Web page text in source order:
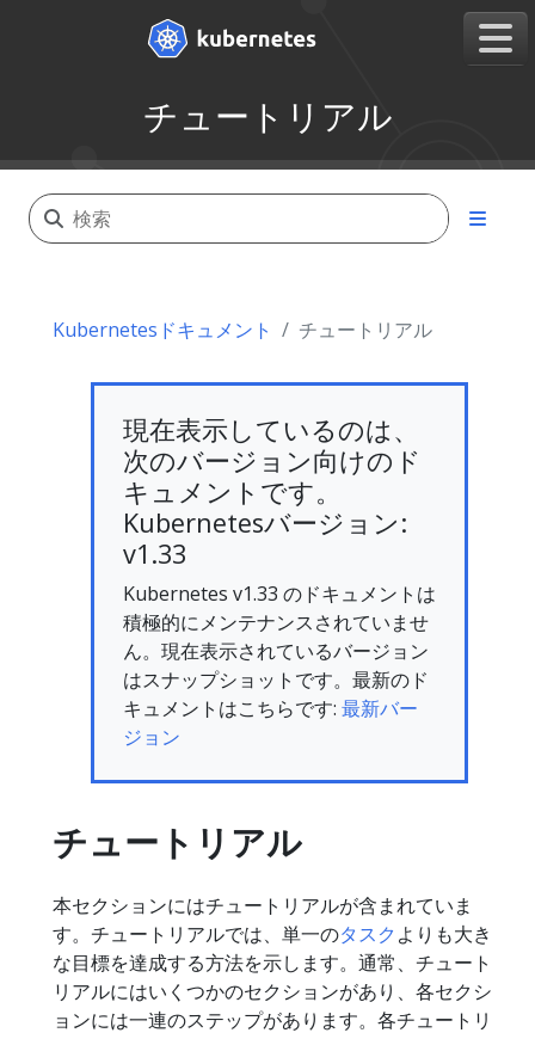
チュートリアル
Kubernetesドキュメント チュートリアル
現在表示しているのは、
次のバージョン向けのド
キュメントです。
Kubernetesバージョン:
v1.33
Kubernetes v1.33 のドキュメントは
積極的にメンテナンスされていませ
ん。現在表示されているバージョン
はスナップショットです。最新のド
キュメントはこちらです: 最新バー
ジョン
チュートリアル
本セクションにはチュートリアルが含まれていま
す。チュートリアルでは、単一のタスク よりも大き
な目標を達成する方法を示します。通常、チュート
リアルにはいくつかのセクションがあり、各セクシ
ョンには一連のステップがあります。各チュートリ